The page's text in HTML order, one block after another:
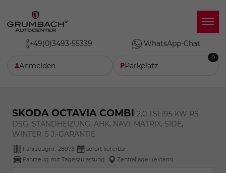
+49(0)3493-55339 WhatsApp-Chat
Anmelden Parkplatz
0
SKODA OCTAVIA COMBI 2.0 TSI 195 KW RS
DSG, STANDHEIZUNG, AHK, NAVI, MATRIX, SIDE,
WINTER, 5 J.-GARANTIE
Fahrzeugnr.: 28973
sofort lieferbar
Fahrzeug mit Tageszulassung
Zentrallager (extern)